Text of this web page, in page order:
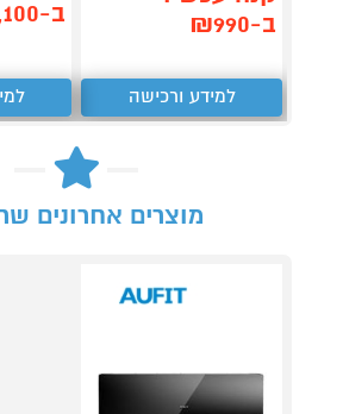
ב-₪990
למידע ורכישה
ב-₪1,100
מוצרים אחרונים